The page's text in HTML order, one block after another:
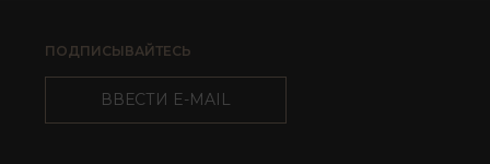
ПОДПИСЫВАЙТЕСЬ
ВВЕСТИ E-MAIL